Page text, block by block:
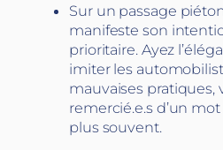
Sur un passage
manifeste son
prioritaire. Ayez
imiter les
mauvaises pratiques,
remercié.e.s d’un
plus souvent.